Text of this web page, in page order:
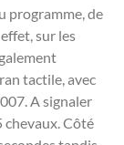
programme, de
sur les
tactile, avec
A signaler
chevaux. Côté